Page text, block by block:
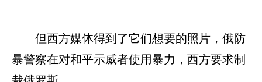
但西方媒体得到了它们想要的照片，俄防
暴警察在对和平示威者使用暴力，西方要求制